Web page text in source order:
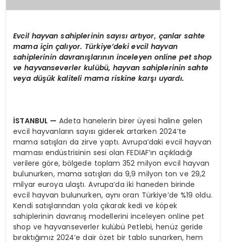
Evcil hayvan sahiplerinin sayısı artıyor, çanlar sahte
mama için çalıyor. Türkiye’deki evcil hayvan
sahiplerinin davranışlarının inceleyen online pet shop
ve hayvanseverler kulübü, hayvan sahiplerinin sahte
veya düşük kaliteli mama riskine karşı uyardı.
İSTANBUL — Adeta hanelerin birer üyesi haline gelen
evcil hayvanların sayısı giderek artarken 2024’te
mama satışları da zirve yaptı. Avrupa’daki evcil hayvan
maması endüstrisinin sesi olan FEDIAF’ın açıkladığı
verilere göre, bölgede toplam 352 milyon evcil hayvan
bulunurken, mama satışları da 9,9 milyon ton ve 29,2
milyar euroya ulaştı. Avrupa’da iki haneden birinde
evcil hayvan bulunurken, aynı oran Türkiye’de %19 oldu.
Kendi satışlarından yola çıkarak kedi ve köpek
sahiplerinin davranış modellerini inceleyen online pet
shop ve hayvanseverler kulübü Petlebi, henüz geride
bıraktığımız 2024’e dair özet bir tablo sunarken, hem